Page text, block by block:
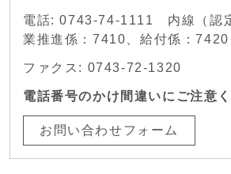
電話: 0743-74-1111 内線（認
業推進係：7410、給付係：7420
ファクス: 0743-72-1320
電話番号のかけ間違いにご注意く
お問い合わせフォーム